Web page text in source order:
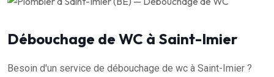
Débouchage de WC à Saint-Imier
Besoin d'un service de débouchage de wc à Saint-Imier ?